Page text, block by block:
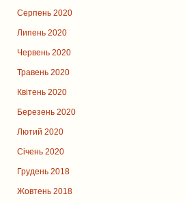
Серпень 2020
Липень 2020
Червень 2020
Травень 2020
Квітень 2020
Березень 2020
Лютий 2020
Січень 2020
Грудень 2018
Жовтень 2018